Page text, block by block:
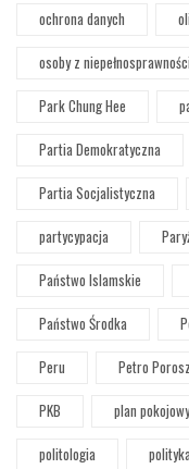
ochrona danych
osoby z
Park Chung Hee
Partia Demokratyczna
Partia Socjalistyczna
partycypacja
Państwo Islamskie
Państwo Środka
Peru
Petro
PKB
plan pokojowy
politologia